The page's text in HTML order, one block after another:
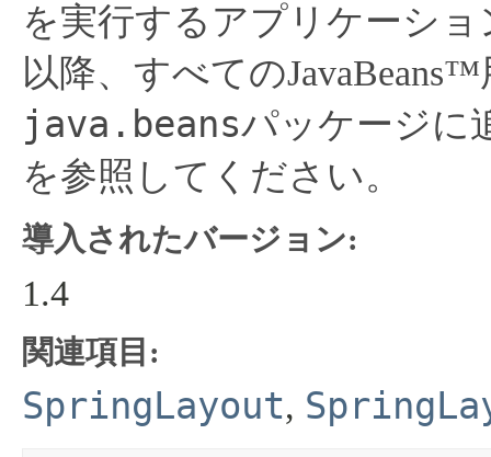
を実行するアプリケーシ
以降、すべての
java.beansパッケージに
を参照してください。
導入されたバージョン:
1.4
関連項目:
SpringLayout,